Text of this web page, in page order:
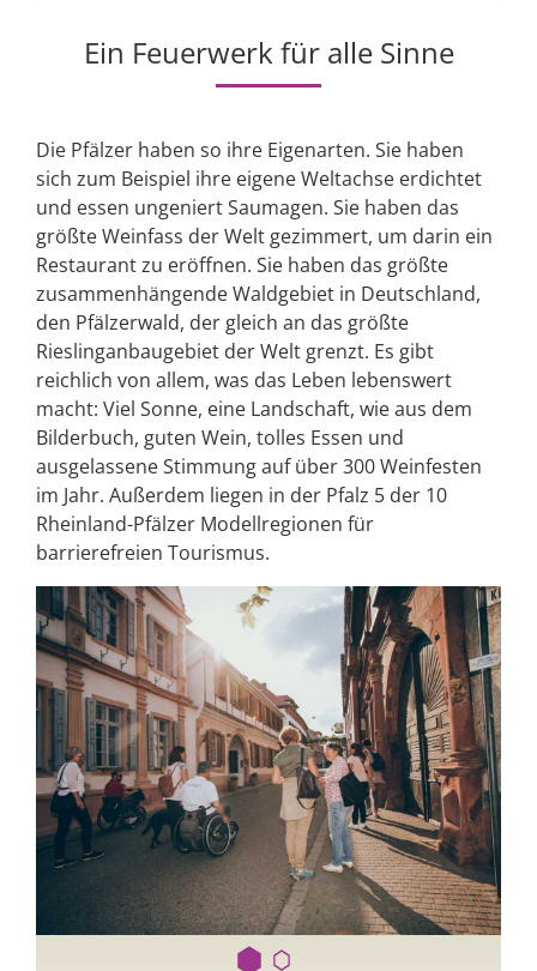
Ein Feuerwerk für alle Sinne
Die Pfälzer haben so ihre Eigenarten. Sie haben
sich zum Beispiel ihre eigene Weltachse erdichtet
und essen ungeniert Saumagen. Sie haben das
größte Weinfass der Welt gezimmert, um darin ein
Restaurant zu eröffnen. Sie haben das größte
zusammenhängende Waldgebiet in Deutschland,
den Pfälzerwald, der gleich an das größte
Rieslinganbaugebiet der Welt grenzt. Es gibt
reichlich von allem, was das Leben lebenswert
macht: Viel Sonne, eine Landschaft, wie aus dem
Bilderbuch, guten Wein, tolles Essen und
ausgelassene Stimmung auf über 300 Weinfesten
im Jahr. Außerdem liegen in der Pfalz 5 der 10
Rheinland-Pfälzer Modellregionen für
barrierefreien Tourismus.